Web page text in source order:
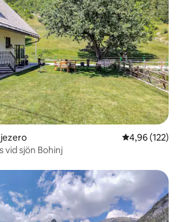
jezero 4,96 av 5 i
4,96 (122)
vid sjön Bohinj